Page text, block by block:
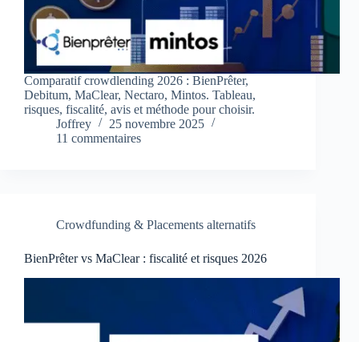
Comparatif crowdlending 2026 : BienPrêter,
Debitum, MaClear, Nectaro, Mintos. Tableau,
risques, fiscalité, avis et méthode pour choisir.
Joffrey
25 novembre 2025
11 commentaires
Crowdfunding & Placements alternatifs
BienPrêter vs MaClear : fiscalité et risques 2026